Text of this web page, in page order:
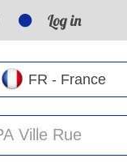
Log in